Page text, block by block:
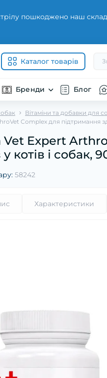
пошкоджено наш
Каталог товарів
Бренди Блог
Вітаміни та добавки для
Complex для підтримання
Expert
котів і собак,
58242
Характеристики